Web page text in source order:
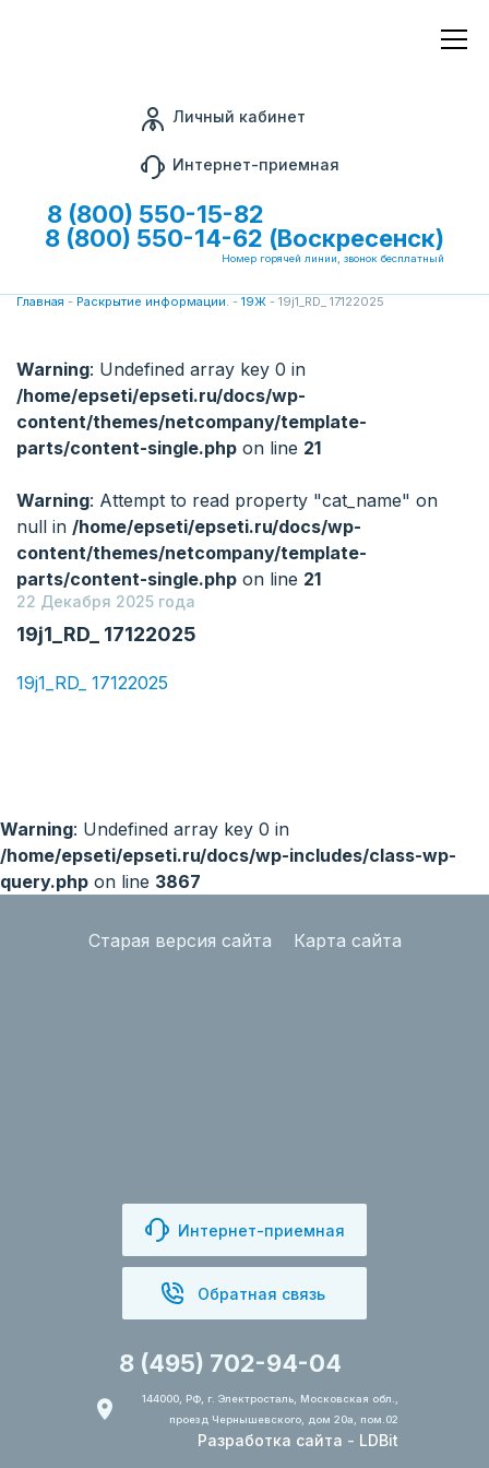
Личный кабинет
Интернет-приемная
8 (800) 550-15-82
8 (800) 550-14-62 (Воскресенск)
Номер горячей линии, звонок бесплатный
Главная - Раскрытие информации. - 19Ж - 19j1_RD_ 17122025
Warning: Undefined array key 0 in
/home/epseti/epseti.ru/docs/wp-
content/themes/netcompany/template-
parts/content-single.php on line 21
Warning: Attempt to read property "cat_name" on
null in /home/epseti/epseti.ru/docs/wp-
content/themes/netcompany/template-
parts/content-single.php on line 21
22 Декабря 2025 года
19j1_RD_ 17122025
19j1_RD_ 17122025
Warning: Undefined array key 0 in
/home/epseti/epseti.ru/docs/wp-includes/class-wp-
query.php on line 3867
Старая версия сайта Карта сайта
Интернет-приемная
Обратная связь
8 (495) 702-94-04
144000, РФ, г. Электросталь, Московская обл.,
проезд Чернышевского, дом 20а, пом.02
Разработка сайта - LDBit